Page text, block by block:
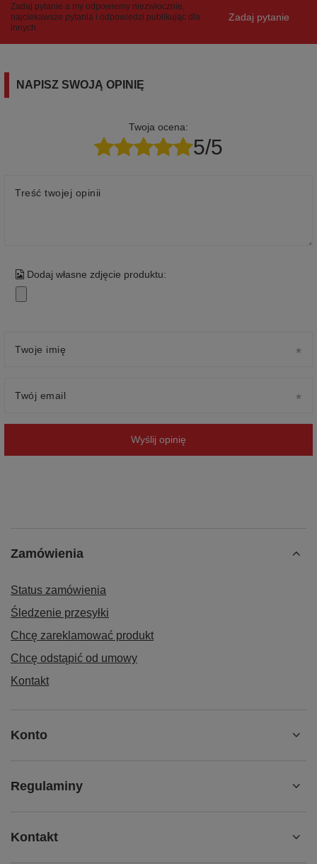
Zadaj pytanie a my odpowiemy niezwłocznie,
najciekawsze pytania i odpowiedzi publikując dla
innych.
Zadaj pytanie
NAPISZ SWOJĄ OPINIĘ
Twoja ocena:
5/5
Treść twojej opinii
Dodaj własne zdjęcie produktu:
Twoje imię
Twój email
Wyślij opinię
Zamówienia
Status zamówienia
Śledzenie przesyłki
Chcę zareklamować produkt
Chcę odstąpić od umowy
Kontakt
Konto
Regulaminy
Kontakt